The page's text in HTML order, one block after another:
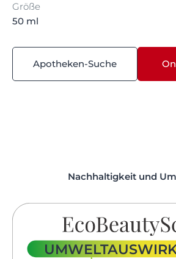
Größe
50 ml
Apotheken-Suche
Nachhaltigkeit und